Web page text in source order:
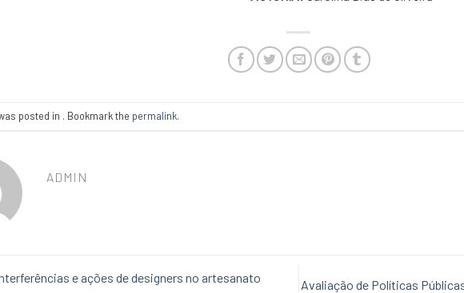
posted in . Bookmark the permalink.
ADMIN
e ações de designers no artesanato
Avaliação de Políticas